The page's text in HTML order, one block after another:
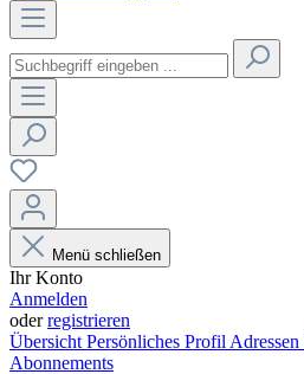
Menü schließen
Ihr Konto
Anmelden
oderregistrieren
Übersicht Persönliches Profil Adressen
Abonnements